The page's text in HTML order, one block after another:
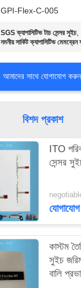
GPI-Flex-C-005
SGS ক্যাপাসিটিভ টাচ সেন্সর সুইচ,
নমনীয় সার্কিট ক্যাপাসিটিভ
আমাদের সাথে যোগাযোগ
বিশদ প্রকাশ
ITO
সেন্সর
যোগাযোগ
কাস্টম
সুইচ
বালি